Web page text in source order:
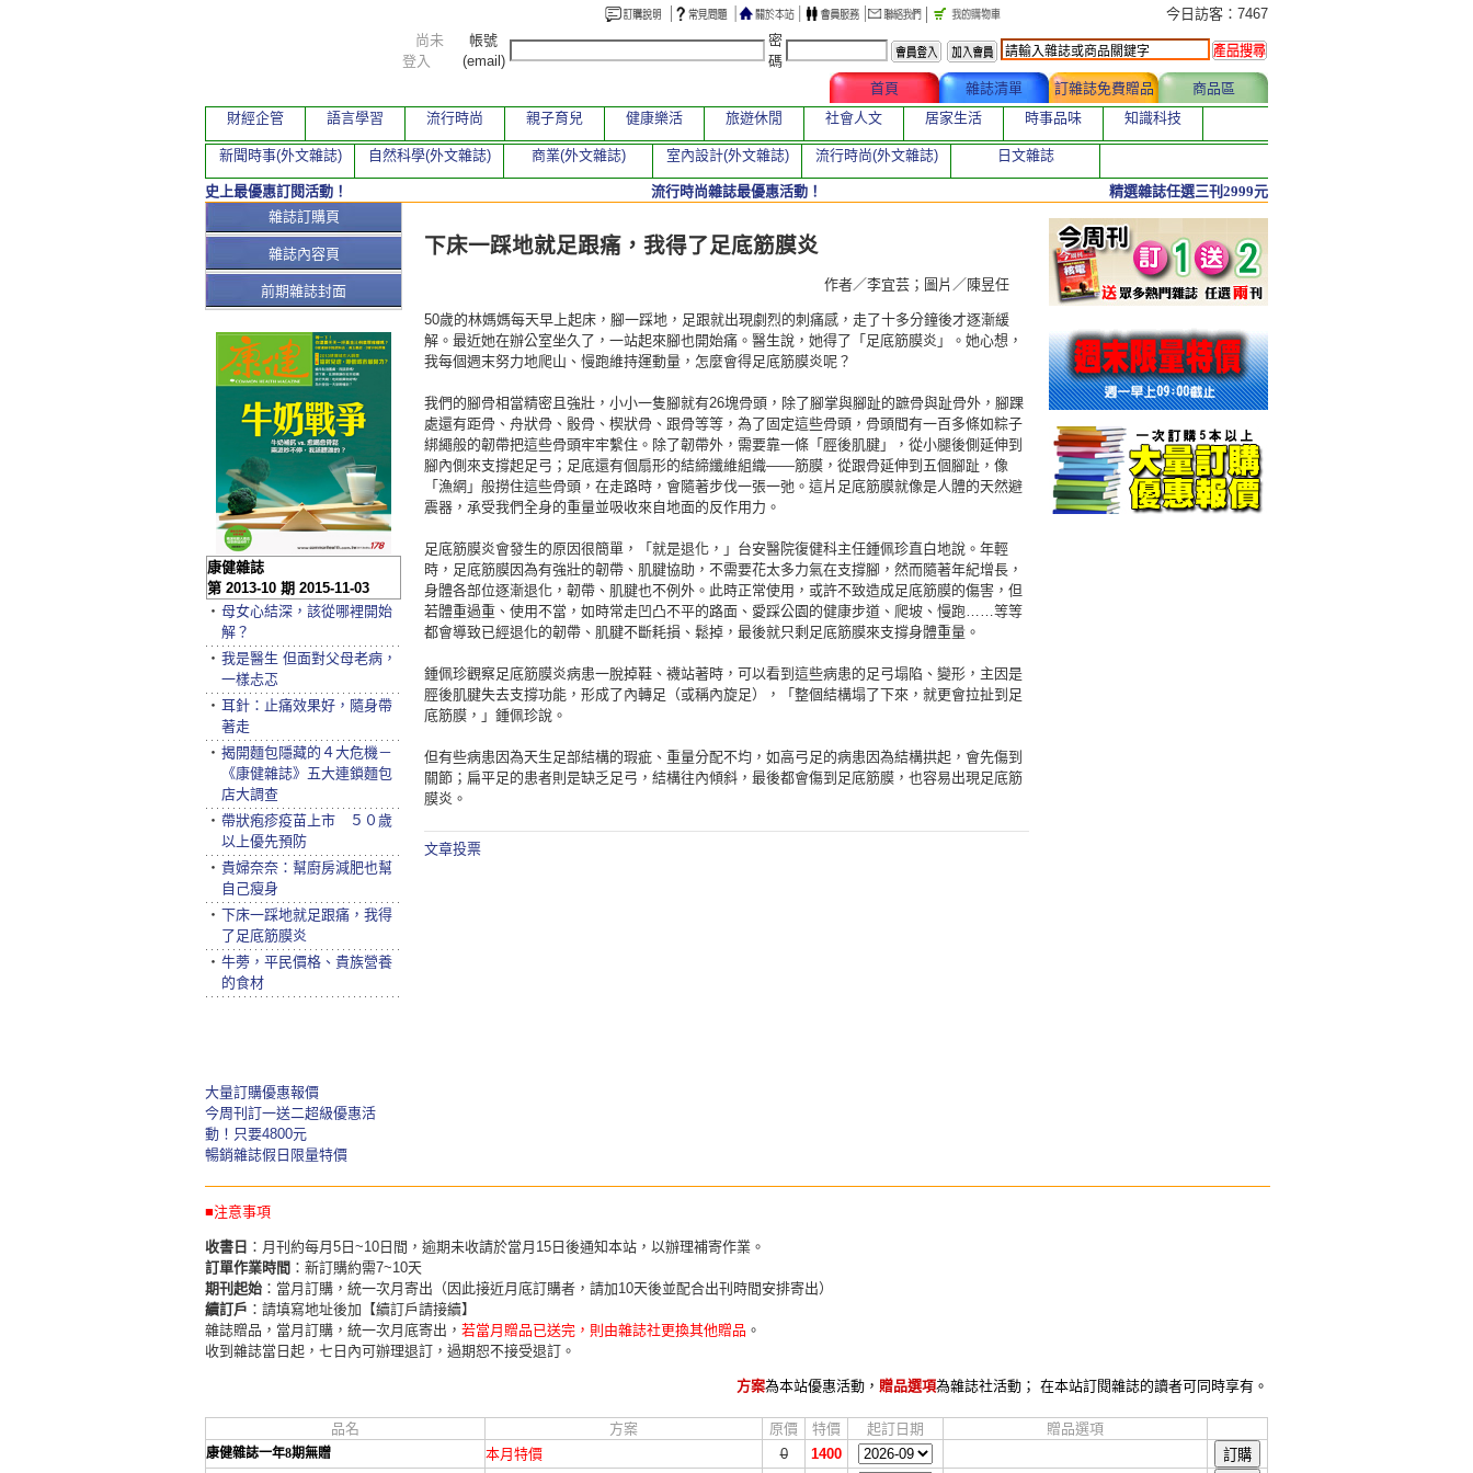
本期文章
下床一踩地就足跟痛，我得了足底筋膜炎
作者／李宜芸；圖片／陳昱任
50歲的林媽媽每天早上起床，腳一踩地，足跟就出現劇烈的刺痛感，走了十多分鐘後才逐漸緩
解。最近她在辦公室坐久了，一站起來腳也開始痛。醫生說，她得了「足底筋膜炎」。她心想，
我每個週末努力地爬山、慢跑維持運動量，怎麼會得足底筋膜炎呢？
我們的腳骨相當精密且強壯，小小一隻腳就有26塊骨頭，除了腳掌與腳趾的蹠骨與趾骨外，腳踝
處還有距骨、舟狀骨、骰骨、楔狀骨、跟骨等等，為了固定這些骨頭，骨頭間有一百多條如粽子
綁繩般的韌帶把這些骨頭牢牢繫住。除了韌帶外，需要靠一條「脛後肌腱」，從小腿後側延伸到
腳內側來支撐起足弓；足底還有個扇形的結締纖維組織——筋膜，從跟骨延伸到五個腳趾，像
「漁網」般撈住這些骨頭，在走路時，會隨著步伐一張一弛。這片足底筋膜就像是人體的天然避
震器，承受我們全身的重量並吸收來自地面的反作用力。
足底筋膜炎會發生的原因很簡單，「就是退化，」台安醫院復健科主任鍾佩珍直白地說。年輕
時，足底筋膜因為有強壯的韌帶、肌腱協助，不需要花太多力氣在支撐腳，然而隨著年紀增長，
身體各部位逐漸退化，韌帶、肌腱也不例外。此時正常使用，或許不致造成足底筋膜的傷害，但
若體重過重、使用不當，如時常走凹凸不平的路面、愛踩公園的健康步道、爬坡、慢跑……等等
都會導致已經退化的韌帶、肌腱不斷耗損、鬆掉，最後就只剩足底筋膜來支撐身體重量。
鍾佩珍觀察足底筋膜炎病患一脫掉鞋、襪站著時，可以看到這些病患的足弓塌陷、變形，主因是
脛後肌腱失去支撐功能，形成了內轉足（或稱內旋足），「整個結構塌了下來，就更會拉扯到足
底筋膜，」鍾佩珍說。
但有些病患因為天生足部結構的瑕疵、重量分配不均，如高弓足的病患因為結構拱起，會先傷到
關節；扁平足的患者則是缺乏足弓，結構往內傾斜，最後都會傷到足底筋膜，也容易出現足底筋
膜炎。
文章投票
雜誌訂購頁
雜誌內容頁
前期雜誌封面
康健雜誌
第 2013-10 期 2015-11-03
‧ 母女心結深，該從哪裡開始
解？
‧ 我是醫生 但面對父母老病，
一樣忐忑
‧ 耳針：止痛效果好，隨身帶
著走
‧ 揭開麵包隱藏的４大危機－
《康健雜誌》五大連鎖麵包
店大調查
‧ 帶狀疱疹疫苗上市 ５０歲
以上優先預防
‧ 貴婦奈奈：幫廚房減肥也幫
自己瘦身
‧ 下床一踩地就足跟痛，我得
了足底筋膜炎
‧ 牛蒡，平民價格、貴族營養
的食材
大量訂購優惠報價
今周刊訂一送二超級優惠活
動！只要4800元
暢銷雜誌假日限量特價
今日訪客：7467
尚未
登入
帳號
(email)
密
碼
首頁 雜誌清單 訂雜誌免費贈品
商品區
財經企管
語言學習 流行時尚 親子育兒 健康樂活 旅遊休閒 社會人文 居家生活 時事品味 知識科技
新聞時事(外文雜誌) 自然科學(外文雜誌) 商業(外文雜誌) 室內設計(外文雜誌) 流行時尚(外文雜誌) 日文雜誌
史上最優惠訂閱活動！ 流行時尚雜誌最優惠活動！ 精選雜誌任選三刊2999元
■注意事項
收書日 ：月刊約每月5日~10日間，逾期未收請於當月15日後通知本站，以辦理補寄作業。
訂單作業時間 ：新訂購約需7~10天
期刊起始 ：當月訂購，統一次月寄出（因此接近月底訂購者，請加10天後並配合出刊時間安排寄出）
續訂戶 ：請填寫地址後加【續訂戶請接續】
雜誌贈品，當月訂購，統一次月底寄出， 若當月贈品已送完，則由雜誌社更換其他贈品 。
收到雜誌當日起，七日內可辦理退訂，過期恕不接受退訂。
方案為本站優惠活動， 贈品選項為雜誌社活動； 在本站訂閱雜誌的讀者可同時享有。
品名 方案 原價 特價 起訂日期 贈品選項
康健雜誌一年8期無贈 本月特價 0 1400